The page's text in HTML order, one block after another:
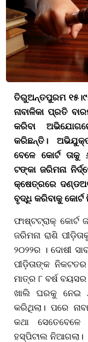
ତିରୁଅନ୍ତପୁରମ
ନାବାଳିକା ପ୍ରତି
କରିବା
କରିଛନ୍ତି।
ବେଳେ କୋର୍ଟ
ଟଙ୍କା ଜରିମନା
କ୍ଷେତ୍ରରେ
ବୃଦ୍ଧି କରିବାକୁ କୋର୍ଟ
ଫାଷ୍ଟଟ୍ରାକ୍ କୋର୍ଟ
ଜରିମନା ରାଶି
୨୦୨୨ର । ଦୋଷୀ
ପୀଡ଼ିତାଙ୍କ ନିକଟତର
ମାତ୍ର ୮ ବର୍ଷ
ଖାଲି ଘରକୁ ନେଇ
କରିଥିଲା। ପରେ
କଥା
ହସ୍ପିଟାଲ ନିଆଗଲା।